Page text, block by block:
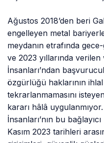
Ağustos 2018’den beri
engelleyen metal
meydanın etrafında
ve 2023 yıllarında
İnsanları’ndan
özgürlüğü haklarının
tekrarlanmamasını
kararı hâlâ
İnsanları’nın bu
Kasım 2023 tarihleri